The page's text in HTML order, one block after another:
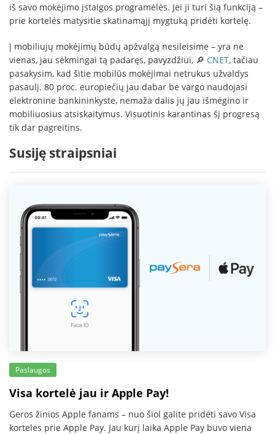
iš savo mokėjimo įstaigos programėlės. Jei ji turi šią funkciją –
prie kortelės matysitie skatinamąjį mygtuką pridėti kortelę.
Į mobiliujų mokėjimų būdų apžvalgą nesileisime – yra ne
vienas, jau sėkmingai tą padaręs, pavyzdžiui, 🔎 CNET, tačiau
pasakysim, kad šitie mobilūs mokėjimai netrukus užvaldys
pasaulį. 80 proc. europiečių jau dabar be vargo naudojasi
elektronine bankininkyste, nemaža dalis jų jau išmėgino ir
mobiliuosius atsiskaitymus. Visuotinis karantinas šį progresą
tik dar pagreitins.
Susiję straipsniai
Paslaugos
Visa kortelė jau ir Apple Pay!
Geros žinios Apple fanams – nuo šiol galite pridėti savo Visa
korteles prie Apple Pay. Jau kurį laika Apple Pay buvo viena